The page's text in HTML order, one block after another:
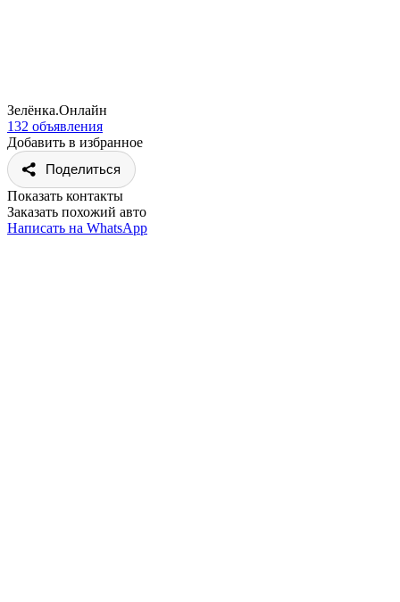
Зелёнка.Онлайн
132 объявления
Добавить в избранное
Поделиться
Показать контакты
Заказать похожий авто
Написать на WhatsApp